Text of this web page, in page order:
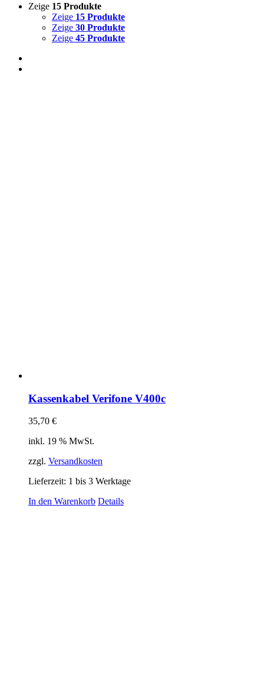
Zeige 15 Produkte
Zeige 15 Produkte
Zeige 30 Produkte
Zeige 45 Produkte
Kassenkabel Verifone V400c
35,70 €
inkl. 19 % MwSt.
zzgl. Versandkosten
Lieferzeit: 1 bis 3 Werktage
In den Warenkorb Details